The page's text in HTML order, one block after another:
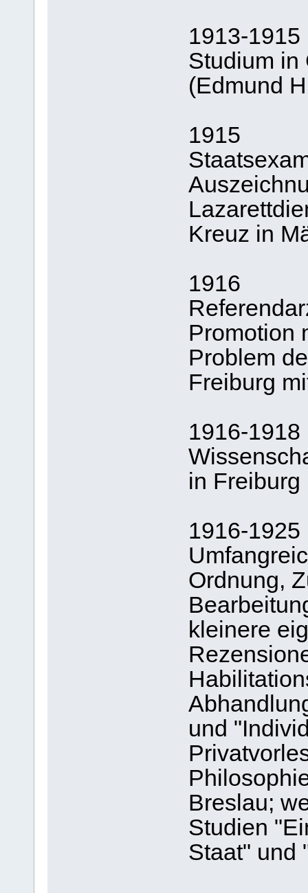
1913-1915
Studium in
(Edmund
1915
Kreuz in
1916
Promotion
Problem
Freiburg
1916-1918
in Freiburg
1916-1925
Ordnung,
kleinere
und
Breslau;
Studien
Staat" und